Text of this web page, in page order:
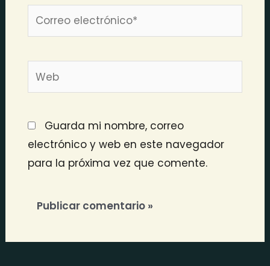
Correo
Web
Guarda mi nombre, correo
electrónico y web en este navegador
para la próxima vez que comente.